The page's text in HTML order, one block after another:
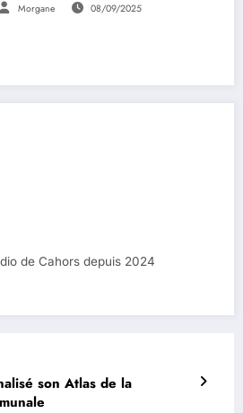
Morgane 08/09/2025
de Cahors depuis 2024
son Atlas de la